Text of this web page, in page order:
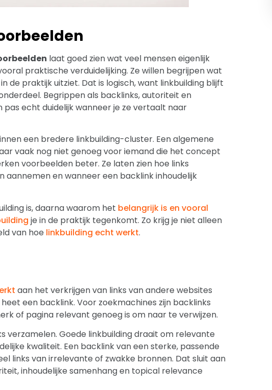
laat goed zien wat veel mensen eigenlijk
praktische verduidelijking. Ze willen begrijpen wat
de praktijk uitziet. Dat is logisch, want linkbuilding blijft
Begrippen als backlinks, autoriteit en
echt duidelijk wanneer je ze vertaalt naar
een bredere linkbuilding-cluster. Een algemene
vaak nog niet genoeg voor iemand die het concept
voorbeelden beter. Ze laten zien hoe links
aannemen en wanneer een backlink inhoudelijk
is, daarna waarom het belangrijk is en vooral
je in de praktijk tegenkomt. Zo krijg je niet alleen
van hoe linkbuilding echt werkt.
aan het verkrijgen van links van andere websites
een backlink. Voor zoekmachines zijn backlinks
of pagina relevant genoeg is om naar te verwijzen.
verzamelen. Goede linkbuilding draait om relevante
kwaliteit. Een backlink van een sterke, passende
links van irrelevante of zwakke bronnen. Dat sluit aan
inhoudelijke samenhang en topical relevance